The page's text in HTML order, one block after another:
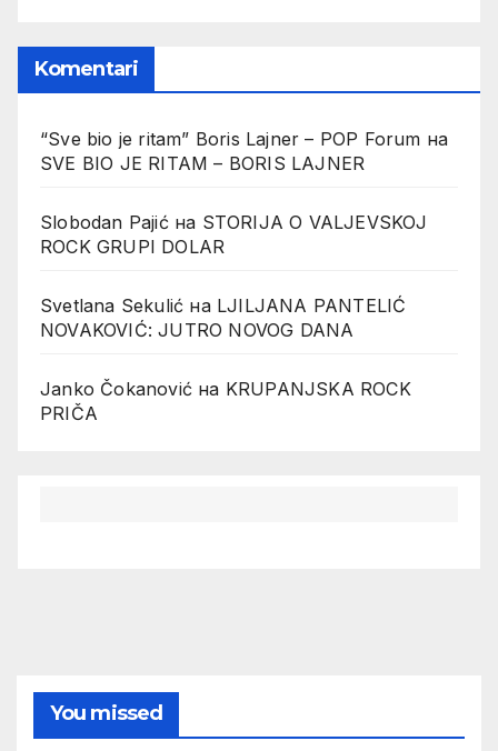
Komentari
“Sve bio je ritam” Boris Lajner – POP Forum на
SVE BIO JE RITAM – BORIS LAJNER
Slobodan Pajićна STORIJA O VALJEVSKOJ
ROCK GRUPI DOLAR
Svetlana Sekulić на LJILJANA PANTELIĆ
NOVAKOVIĆ: JUTRO NOVOG DANA
Janko Čokanović на KRUPANJSKA ROCK
PRIČA
You missed